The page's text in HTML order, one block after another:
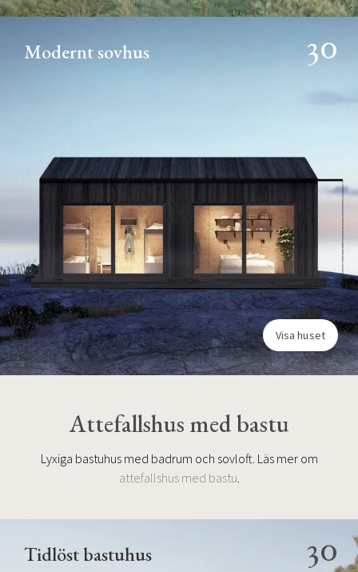
Modernt sovhus 30
Visa huset
Attefallshus med bastu
Lyxiga bastuhus med badrum och sovloft. Läs mer om
attefallshus med bastu.
Tidlöst bastuhus 30